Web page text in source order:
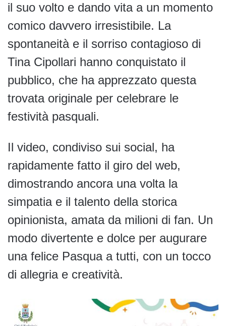
il suo volto e dando vita a un momento
comico davvero irresistibile. La
spontaneità e il sorriso contagioso di
Tina Cipollari hanno conquistato il
pubblico, che ha apprezzato questa
trovata originale per celebrare le
festività pasquali.
Il video, condiviso sui social, ha
rapidamente fatto il giro del web,
dimostrando ancora una volta la
simpatia e il talento della storica
opinionista, amata da milioni di fan. Un
modo divertente e dolce per augurare
una felice Pasqua a tutti, con un tocco
di allegria e creatività.